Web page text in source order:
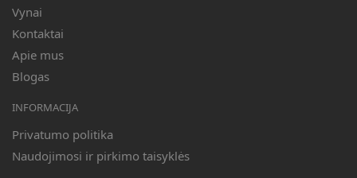
Vynai
Kontaktai
Apie mus
Blogas
INFORMACIJA
Privatumo politika
Naudojimosi ir pirkimo taisyklės